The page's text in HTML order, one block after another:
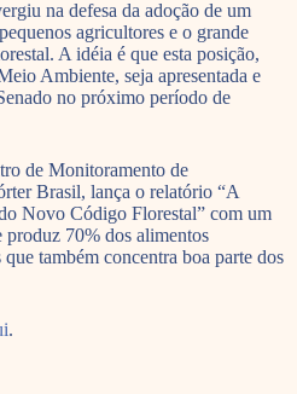
na defesa da adoção de um
agricultores e o grande
A idéia é que esta posição,
Ambiente, seja apresentada e
no próximo período de
de Monitoramento de
Brasil, lança o relatório “A
Novo Código Florestal” com um
produz 70% dos alimentos
também concentra boa parte dos
.